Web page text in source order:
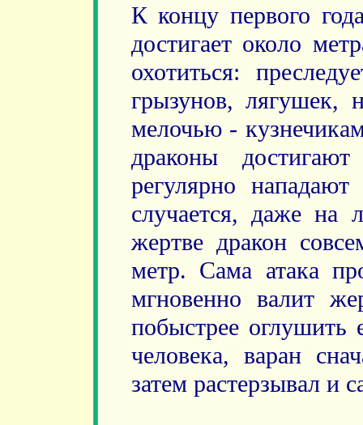
К концу первого
достигает около
охотиться:
грызунов, лягушек,
мелочью -
драконы
регулярно
случается, даже на
жертве дракон
метр. Сама атака
мгновенно валит
побыстрее оглушить
человека, варан
затем растерзывал и